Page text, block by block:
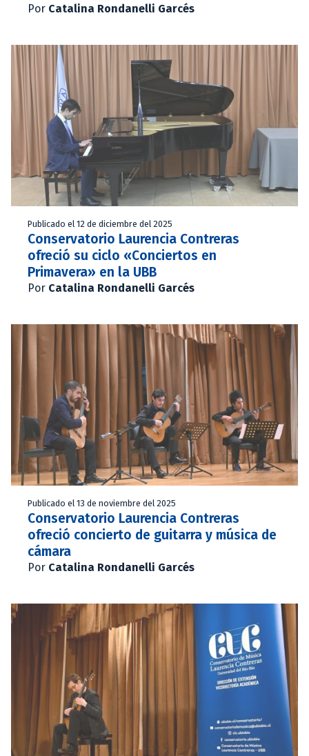
Por Catalina Rondanelli Garcés
Publicado el 12 de diciembre del 2025
Conservatorio Laurencia Contreras
ofreció su ciclo «Conciertos en
Primavera» en la UBB
Por Catalina Rondanelli Garcés
Publicado el 13 de noviembre del 2025
Conservatorio Laurencia Contreras
ofreció concierto de guitarra y música de
cámara
Por Catalina Rondanelli Garcés